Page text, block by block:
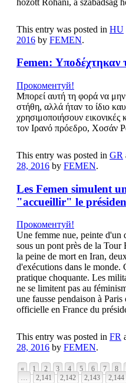
This entry was posted in HU
2016 by FEMEN.
Femen: Υποδέχτηκαν
Прокоментуй!
Μπορεί αυτή τη φορά να
στήθη, αλλά ήταν το ίδιο
χρησιμοποιήσουν
τον Ιρανό πρόεδρο, Χοσάν
This entry was posted in GR
28, 2016 by FEMEN.
Les Femen simulent
"accueillir" le
Прокоментуй!
Une femme nue, peinte d'un
sous un pont près de la
la peine de mort en Iran,
d'exécutions dans le
pratique choquante. Les
ne se limitent pas au
une fausse pendaison à
officielle en France du
This entry was posted in FR
28, 2016 by FEMEN.
« 1 2 3 4 5 6 7 8
…
2,141 2,142 2,143 2,144